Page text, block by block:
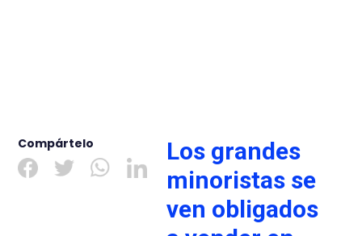
Compártelo
Los grandes
minoristas se
ven obligados